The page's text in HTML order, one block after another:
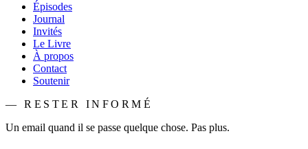
Épisodes
Journal
Invités
Le Livre
À propos
Contact
Soutenir
— RESTER INFORMÉ
Un email quand il se passe quelque chose. Pas plus.